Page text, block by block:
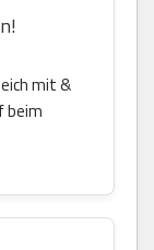
mit &
beim